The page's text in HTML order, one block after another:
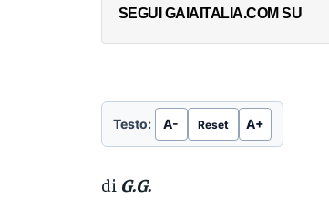
SEGUI GAIAITALIA.COM SU
Testo: A- Reset A+
di G.G.